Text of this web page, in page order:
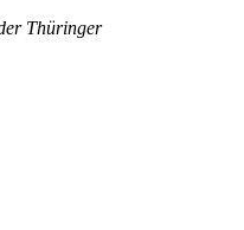
Thüringer